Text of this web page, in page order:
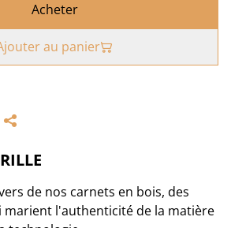
Acheter
au panier
de nos carnets en bois, des
marient l'authenticité de la matière